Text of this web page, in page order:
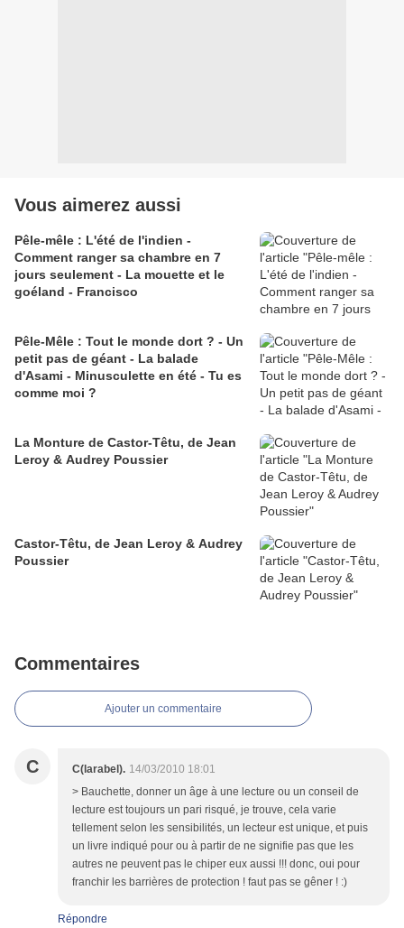
Vous aimerez aussi
Pêle-mêle : L'été de l'indien -
Comment ranger sa chambre en 7
jours seulement - La mouette et le
goéland - Francisco
Pêle-Mêle : Tout le monde dort ? - Un
petit pas de géant - La balade
d'Asami - Minusculette en été - Tu es
comme moi ?
La Monture de Castor-Têtu, de Jean
Leroy & Audrey Poussier
Castor-Têtu, de Jean Leroy & Audrey
Poussier
Commentaires
Ajouter un commentaire
C C(larabel). 14/03/2010 18:01
> Bauchette, donner un âge à une lecture ou un conseil de
lecture est toujours un pari risqué, je trouve, cela varie
tellement selon les sensibilités, un lecteur est unique, et puis
un livre indiqué pour ou à partir de ne signifie pas que les
autres ne peuvent pas le chiper eux aussi !!! donc, oui pour
franchir les barrières de protection ! faut pas se gêner ! :)
Répondre